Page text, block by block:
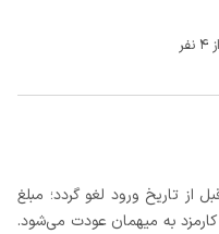
حداقل 3 روز کامل قبل از تاریخ ورود لغو گردد؛ مبلغ
از کسر حداکثر 15 درصد کارمزد به میهمان عودت می‌شود.